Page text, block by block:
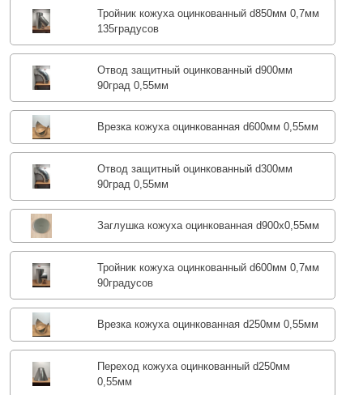
Тройник кожуха оцинкованный d850мм 0,7мм
135градусов
Отвод защитный оцинкованный d900мм
90град 0,55мм
Врезка кожуха оцинкованная d600мм 0,55мм
Отвод защитный оцинкованный d300мм
90град 0,55мм
Заглушка кожуха оцинкованная d900х0,55мм
Тройник кожуха оцинкованный d600мм 0,7мм
90градусов
Врезка кожуха оцинкованная d250мм 0,55мм
Переход кожуха оцинкованный d250мм
0,55мм